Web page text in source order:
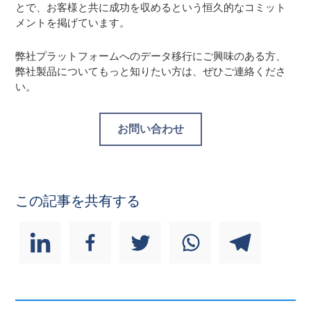
とで、お客様と共に成功を収めるという恒久的なコミット
メントを掲げています。
弊社プラットフォームへのデータ移行にご興味のある方、
弊社製品についてもっと知りたい方は、ぜひご連絡くださ
い。
お問い合わせ
この記事を共有する